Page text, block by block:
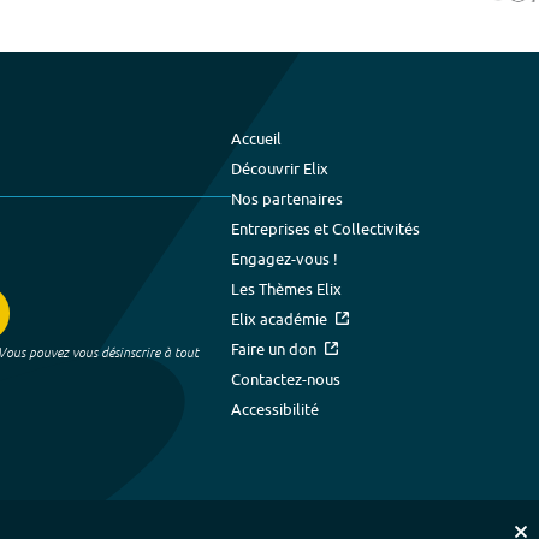
pouvez vous désinscrire à tout
Accueil
Découvrir Elix
Nos partenaires
Entreprises et Collectivités
Engagez-vous !
Les Thèmes Elix
Elix académie
Faire un don
Contactez-nous
Accessibilité